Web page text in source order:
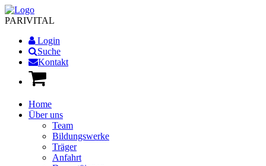
PARIVITAL
Login
Suche
Kontakt
Home
Über uns
Team
Bildungswerke
Träger
Anfahrt